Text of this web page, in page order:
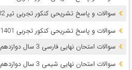
سوالات و پاسخ تشریحی کنکور تجربی تیر 1402 (نوبت دوم)
سوالات و پاسخ تشریحی کنکور تجربی 1401
سوالات امتحان نهایی فارسی 3 سال دوازدهم (1397 تا 1405)
سوالات امتحان نهایی شیمی 3 سال دوازدهم (1397 تا 1405)